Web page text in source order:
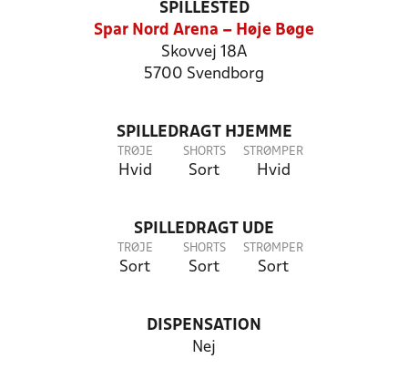
SPILLESTED
Spar Nord Arena – Høje Bøge
Skovvej 18A
5700 Svendborg
SPILLEDRAGT HJEMME
TRØJE
Hvid
SHORTS
Sort
STRØMPER
Hvid
SPILLEDRAGT UDE
TRØJE
Sort
SHORTS
Sort
STRØMPER
Sort
DISPENSATION
Nej